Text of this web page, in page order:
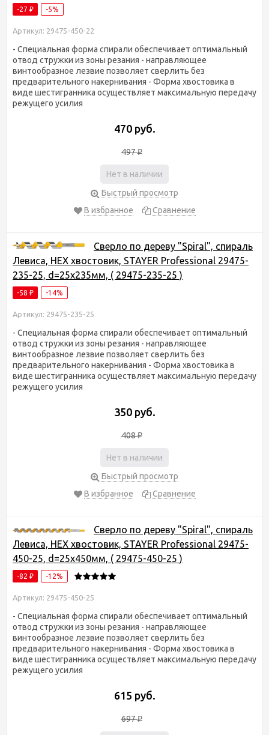
-27 ₽ -5%
Артикул: 29475-450-22
- Специальная форма спирали обеспечивает оптимальный
отвод стружки из зоны резания - направляющее
винтообразное лезвие позволяет сверлить без
предварительного накернивания - Форма хвостовика в
виде шестигранника осуществляет максимальную передачу
режущего усилия
470 руб.
497₽
Нет в наличии
Быстрый просмотр
В избранное
Сравнение
Сверло по дереву "Spiral", спираль
Левиса, HEX хвостовик, STAYER Professional 29475-
235-25, d=25х235мм, ( 29475-235-25 )
-58 ₽ -14%
Артикул: 29475-235-25
- Специальная форма спирали обеспечивает оптимальный
отвод стружки из зоны резания - направляющее
винтообразное лезвие позволяет сверлить без
предварительного накернивания - Форма хвостовика в
виде шестигранника осуществляет максимальную передачу
режущего усилия
350 руб.
408₽
Нет в наличии
Быстрый просмотр
В избранное
Сравнение
Сверло по дереву "Spiral", спираль
Левиса, HEX хвостовик, STAYER Professional 29475-
450-25, d=25х450мм, ( 29475-450-25 )
-82 ₽ -12%
Артикул: 29475-450-25
- Специальная форма спирали обеспечивает оптимальный
отвод стружки из зоны резания - направляющее
винтообразное лезвие позволяет сверлить без
предварительного накернивания - Форма хвостовика в
виде шестигранника осуществляет максимальную передачу
режущего усилия
615 руб.
697₽